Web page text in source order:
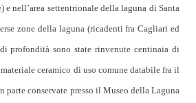
e nell’area settentrionale della laguna di Santa
zone della laguna (ricadenti fra Cagliari ed
profondità sono state rinvenute centinaia di
ceramico di uso comune databile fra il
parte conservate presso il Museo della Laguna